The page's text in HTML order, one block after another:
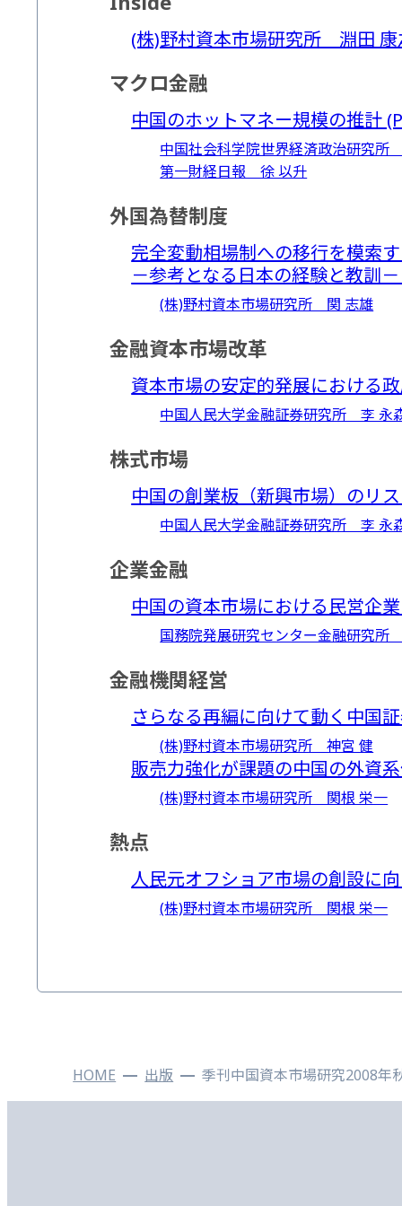
(株)野村資本市場研究所 淵田 康
マクロ金融
中国のホットマネー規模の推計
中国社会科学院世界経済政治研究
第一財経日報 徐 以升
外国為替制度
完全変動相場制への移行を模索
－参考となる日本の経験と教訓
(株)野村資本市場研究所 関 志雄
金融資本市場改革
資本市場の安定的発展における
中国人民大学金融証券研究所 李 永
株式市場
中国の創業板（新興市場）のリ
中国人民大学金融証券研究所 李 永
企業金融
中国の資本市場における民営企
国務院発展研究センター金融研究
金融機関経営
さらなる再編に向けて動く中国
(株)野村資本市場研究所 神宮 健
販売力強化が課題の中国の外資
(株)野村資本市場研究所 関根 栄一
熱点
人民元オフショア市場の創設に
(株)野村資本市場研究所 関根 栄一
HOME 出版 季刊中国資本市場研究2008年